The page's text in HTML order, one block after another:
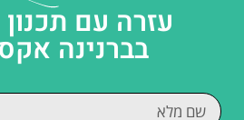
עזרה עם
בברנינה